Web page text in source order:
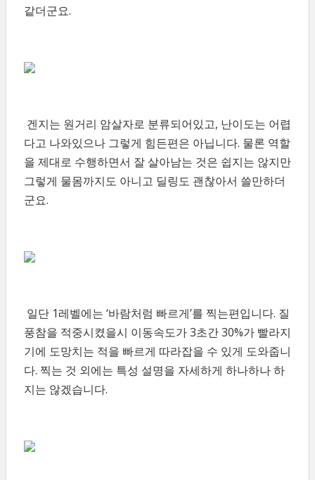
같더군요.
겐지는 원거리 암살자로 분류되어있고, 난이도는 어렵
다고 나와있으나 그렇게 힘든편은 아닙니다. 물론 역할
을 제대로 수행하면서 잘 살아남는 것은 쉽지는 않지만
그렇게 물몸까지도 아니고 딜링도 괜찮아서 쓸만하더
군요.
일단 1레벨에는 ‘바람처럼 빠르게’를 찍는편입니다. 질
풍참을 적중시켰을시 이동속도가 3초간 30%가 빨라지
기에 도망치는 적을 빠르게 따라잡을 수 있게 도와줍니
다. 찍는 것 외에는 특성 설명을 자세하게 하나하나 하
지는 않겠습니다.